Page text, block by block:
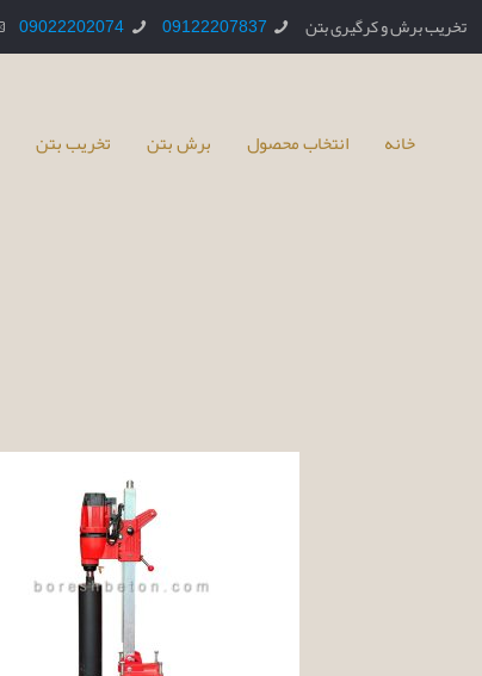
تخریب برش و کرگیری بتن 09122207837
09022202074
خانه انتخاب محصول برش بتن تخریب بتن